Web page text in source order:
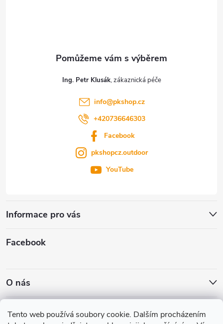
Tento web používá soubory cookie. Dalším procházením
Ing. Petr Klusák
info@pkshop.cz
+420736646303
Facebook
pkshopcz.outdoor
YouTube
Informace pro vás
Facebook
O nás
Nákupní košík